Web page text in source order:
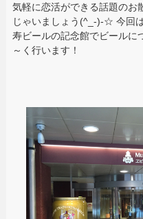
気軽に恋活ができる話題のお
じゃいましょう(^_-)-☆ 今回
寿ビールの記念館でビールに
～く行います！